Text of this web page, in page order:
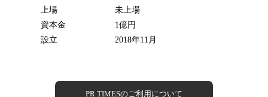
上場
未上場
資本金
1億円
設立
2018年11月
PR TIMESのご利用について